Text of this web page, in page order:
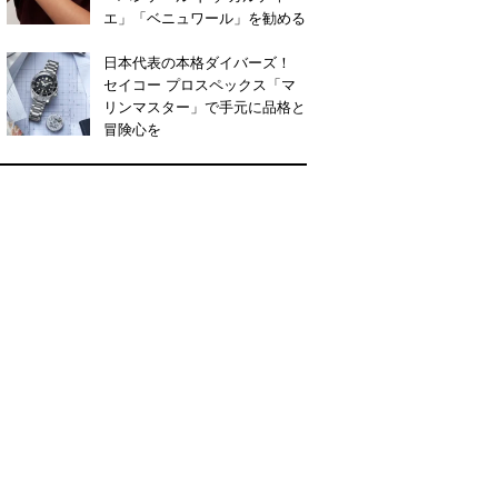
エ」「ベニュワール」を勧める
日本代表の本格ダイバーズ！
セイコー プロスペックス「マ
リンマスター」で手元に品格と
冒険心を